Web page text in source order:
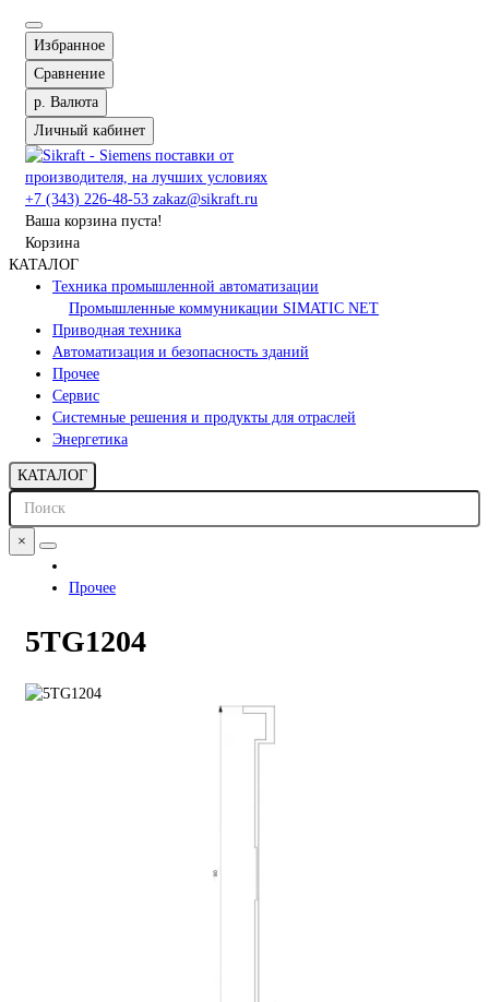
Избранное
Сравнение
р. Валюта
Личный кабинет
+7 (343) 226-48-53 zakaz@sikraft.ru
Ваша корзина пуста!
Корзина
КАТАЛОГ
Техника промышленной автоматизации
Промышленные коммуникации SIMATIC NET
Приводная техника
Автоматизация и безопасность зданий
Прочее
Сервис
Системные решения и продукты для отраслей
Энергетика
КАТАЛОГ
×
Прочее
5TG1204